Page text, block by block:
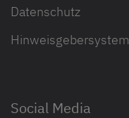
Datenschutz
Hinweisgebersystem
Social Media